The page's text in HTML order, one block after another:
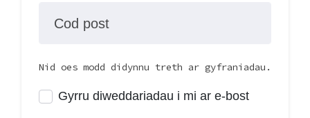
Cod post
Nid oes modd didynnu treth ar gyfraniadau.
Gyrru diweddariadau i mi ar e-bost